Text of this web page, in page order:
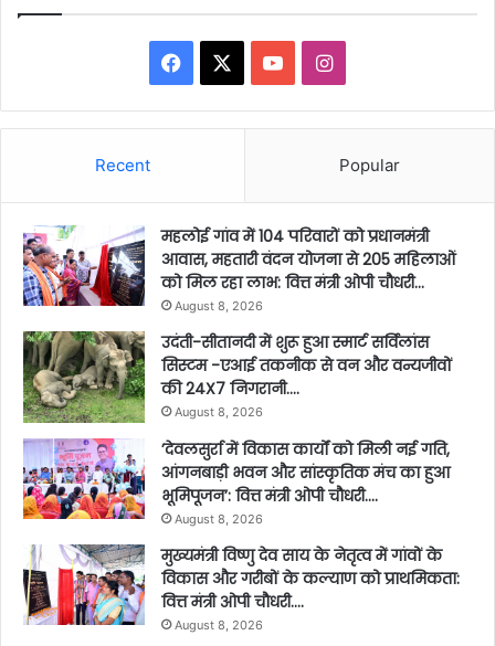
Facebook YouTubeInstagram
Recent Popular
महलोई गांव में 104 परिवारों को प्रधानमंत्री
आवास, महतारी वंदन योजना से 205 महिलाओं
को मिल रहा लाभ: वित्त मंत्री ओपी चौधरी…
August 8, 2026
उदंती-सीतानदी में शुरू हुआ स्मार्ट सर्विलांस
सिस्टम -एआई तकनीक से वन और वन्यजीवों
की 24X7 निगरानी….
August 8, 2026
’देवलसुर्रा में विकास कार्यों को मिली नई गति,
आंगनबाड़ी भवन और सांस्कृतिक मंच का हुआ
भूमिपूजन’: वित्त मंत्री ओपी चौधरी….
August 8, 2026
मुख्यमंत्री विष्णु देव साय के नेतृत्व में गांवों के
विकास और गरीबों के कल्याण को प्राथमिकता:
वित्त मंत्री ओपी चौधरी….
August 8, 2026